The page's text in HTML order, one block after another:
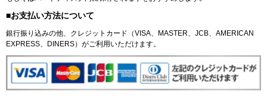
■お支払い方法について
銀行振り込みの他、クレジットカード（VISA、MASTER、JCB、AMERICAN
EXPRESS、DINERS）がご利用いただけます。